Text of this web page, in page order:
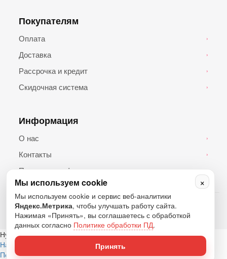
Покупателям
Оплата ›
Доставка ›
Рассрочка и кредит ›
Скидочная система ›
Информация
О нас ›
Контакты ›
Политика конфиденциальности
© 2026 Топ Андроид. Все права защищены.
×
Мы используем cookie
Мы используем cookie и сервис веб-аналитики
Яндекс.Метрика, чтобы улучшать работу сайта.
Нажимая «Принять», вы соглашаетесь с обработкой
данных согласно Политике обработки ПД.
Принять
Нужна помощь?
Написать в Telegram
Написать в WhatsApp
Позвонить